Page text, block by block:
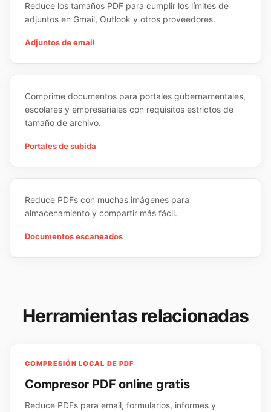
Reduce los tamaños PDF para cumplir los límites de
adjuntos en Gmail, Outlook y otros proveedores.
Adjuntos de email
Comprime documentos para portales gubernamentales,
escolares y empresariales con requisitos estrictos de
tamaño de archivo.
Portales de subida
Reduce PDFs con muchas imágenes para
almacenamiento y compartir más fácil.
Documentos escaneados
Herramientas relacionadas
COMPRESIÓN LOCAL DE PDF
Compresor PDF online gratis
Reduce PDFs para email, formularios, informes y